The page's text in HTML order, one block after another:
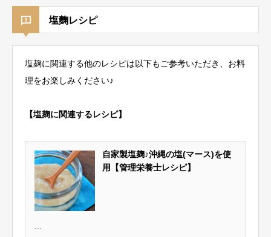
塩麴レシピ
塩麹に関連する他のレシピは以下もご参考いただき、お料
理をお楽しみください♪
【塩麹に関連するレシピ】
自家製塩麹♪沖縄の塩(マース)を使
用【管理栄養士レシピ】